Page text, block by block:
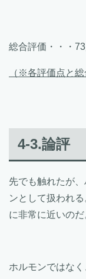
総合評価・・・
（※各評価点と総
4-3.論評
先でも触れたが
ンとして扱われ
に非常に近いのだ
ホルモンではなく